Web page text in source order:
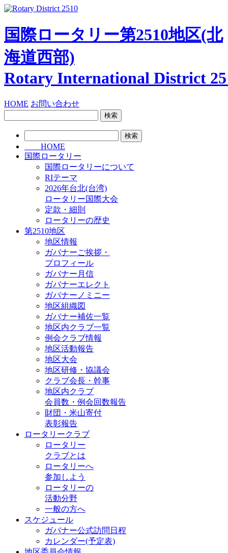
国際ロータリー第2510地区(北
海道西部)
Rotary International District
HOME お問い合わせ
HOME
国際ロータリー
国際ロータリーについて
RIテーマ
2026年台北(台湾)
ロータリー国際大会
定款・細則
ロータリーの歴史
第2510地区
地区情報
ガバナーご挨拶・
プロフィール
ガバナー月信
ガバナーエレクト
ガバナーノミニー
地区組織図
ガバナー補佐一覧
地区内クラブ一覧
例会クラブ情報
地区活動報告
地区大会
地区研修・協議会
クラブ会長・幹事
地区内クラブ
会員数・例会回数報告
財団・米山寄付
表彰報告
ロータリークラブ
ロータリー
クラブとは
ロータリーへ
参加しよう
ロータリーの
活動分野
一般の方へ
スケジュール
ガバナー公式訪問日程
カレンダー(予定表)